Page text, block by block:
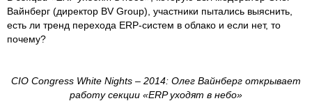
Вайнберг (директор BV Group), участники пытались выяснить,
есть ли тренд перехода ERP-систем в облако и если нет, то
почему?
CIO Congress White Nights – 2014: Олег Вайнберг открывает
работу секции «ERP уходят в небо»